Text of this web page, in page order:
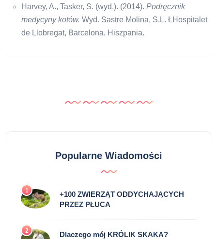
Harvey, A., Tasker, S. (wyd.). (2014). Podręcznik
medycyny kotów. Wyd. Sastre Molina, S.L. ŁHospitalet
de Llobregat, Barcelona, ​​​​Hiszpania.
Popularne Wiadomości
1
+100 ZWIERZĄT ODDYCHAJĄCYCH
PRZEZ PŁUCA
2 Dlaczego mój KRÓLIK SKAKA?